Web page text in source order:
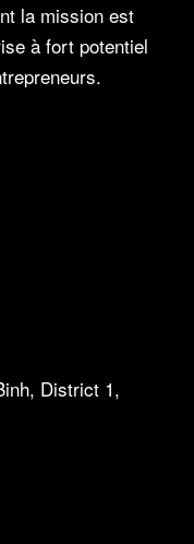
la mission est
à fort potentiel
District 1,